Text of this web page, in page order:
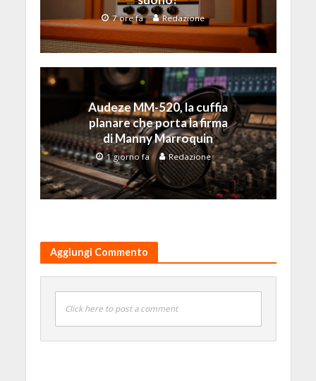
7 ore fa Redazione
Audeze MM-520, la cuffia
planare che porta la firma
di Manny Marroquin
1 giorno fa Redazione
Aggiungi Commento
Click here to post a comment